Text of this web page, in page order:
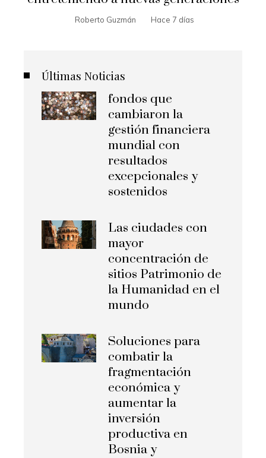
Roberto Guzmán Hace 7 días
Últimas Noticias
fondos que
cambiaron la
gestión financiera
mundial con
resultados
excepcionales y
sostenidos
Las ciudades con
mayor
concentración de
sitios Patrimonio de
la Humanidad en el
mundo
Soluciones para
combatir la
fragmentación
económica y
aumentar la
inversión
productiva en
Bosnia y